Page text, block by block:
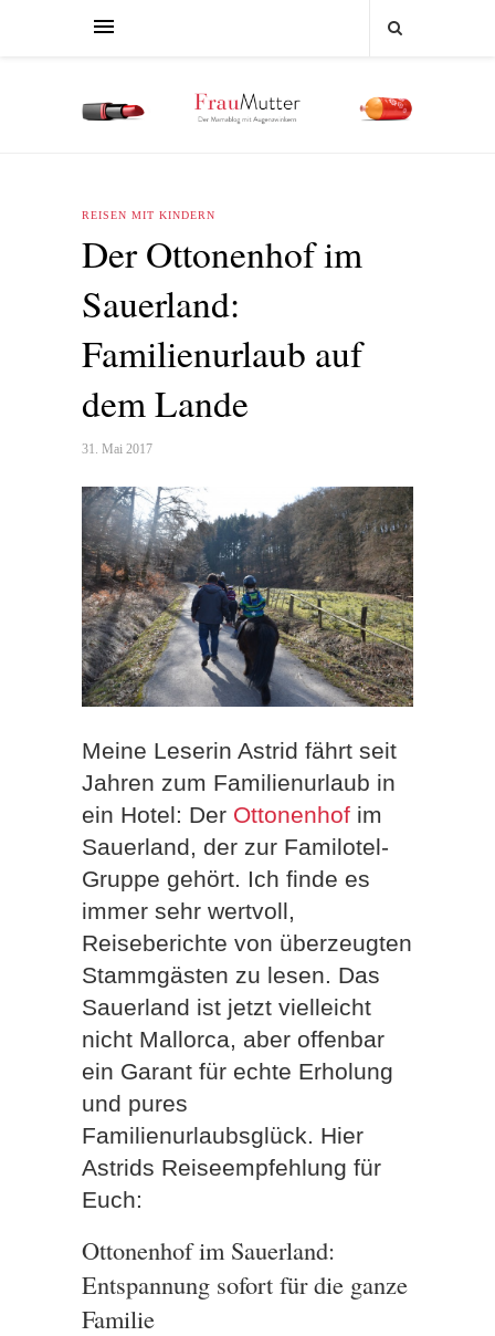
REISEN MIT KINDERN
Der Ottonenhof im
Sauerland:
Familienurlaub auf
dem Lande
31. Mai 2017
Meine Leserin Astrid fährt seit
Jahren zum Familienurlaub in
ein Hotel: Der Ottonenhof im
Sauerland, der zur Familotel-
Gruppe gehört. Ich finde es
immer sehr wertvoll,
Reiseberichte von überzeugten
Stammgästen zu lesen. Das
Sauerland ist jetzt vielleicht
nicht Mallorca, aber offenbar
ein Garant für echte Erholung
und pures
Familienurlaubsglück. Hier
Astrids Reiseempfehlung für
Euch:
Ottonenhof im Sauerland:
Entspannung sofort für die ganze
Familie